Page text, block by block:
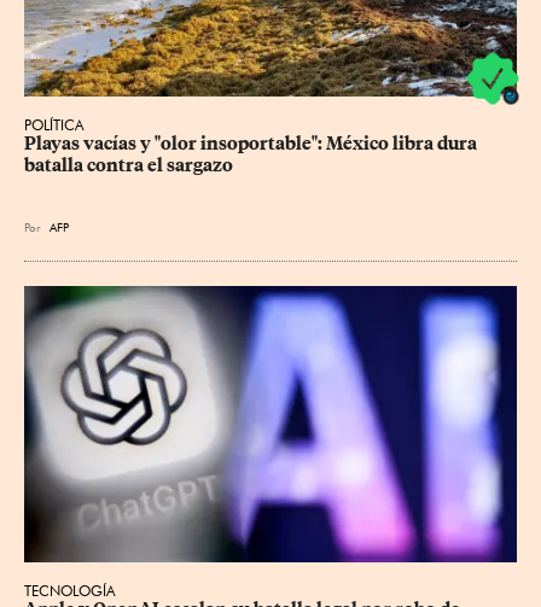
POLÍTICA
Playas vacías y "olor insoportable": México libra dura
batalla contra el sargazo
Por AFP
TECNOLOGÍA